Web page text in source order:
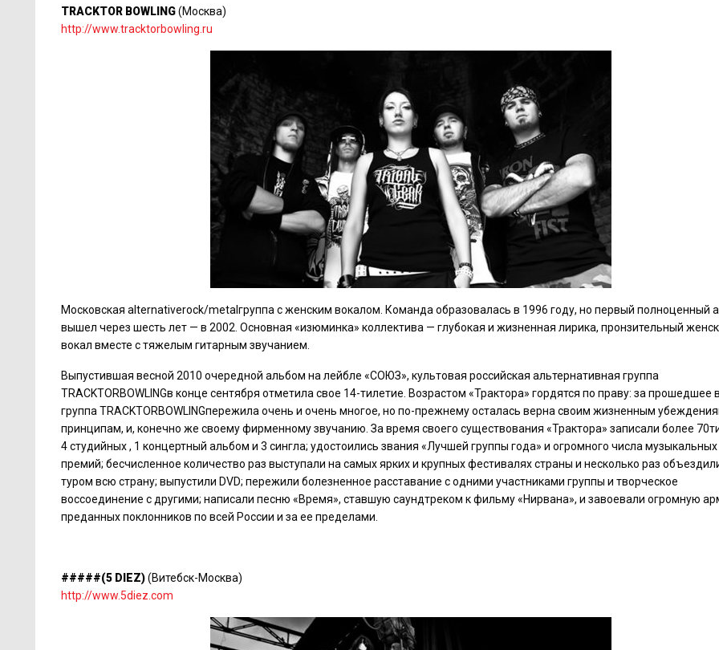
TRACKTOR BOWLING(Москва)
http://www.tracktorbowling.ru
Московская alternativerock/metalгруппа с женским вокалом. Команда образовалась в 1996 году, но первый полноценный
вышел через шесть лет — в 2002. Основная «изюминка» коллектива — глубокая и жизненная лирика, пронзительный
вокал вместе с тяжелым гитарным звучанием.
Выпустившая весной 2010 очередной альбом на лейбле «СОЮЗ», культовая российская альтернативная группа
TRACKTORBOWLINGв конце сентября отметила свое 14-тилетие. Возрастом «Трактора» гордятся по праву: за прошедшее
группа TRACKTORBOWLINGпережила очень и очень многое, но по-прежнему осталась верна своим жизненным
принципам, и, конечно же своему фирменному звучанию. За время своего существования «Трактора» записали более
4 студийных , 1 концертный альбом и 3 сингла; удостоились звания «Лучшей группы года» и огромного числа музыкальных
премий; бесчисленное количество раз выступали на самых ярких и крупных фестивалях страны и несколько раз
туром всю страну; выпустили DVD; пережили болезненное расставание с одними участниками группы и творческое
воссоединение с другими; написали песню «Время», ставшую саундтреком к фильму «Нирвана», и завоевали огромную
преданных поклонников по всей России и за ее пределами.
#####(5 DIEZ)(Витебск-Москва)
http://www.5diez.com